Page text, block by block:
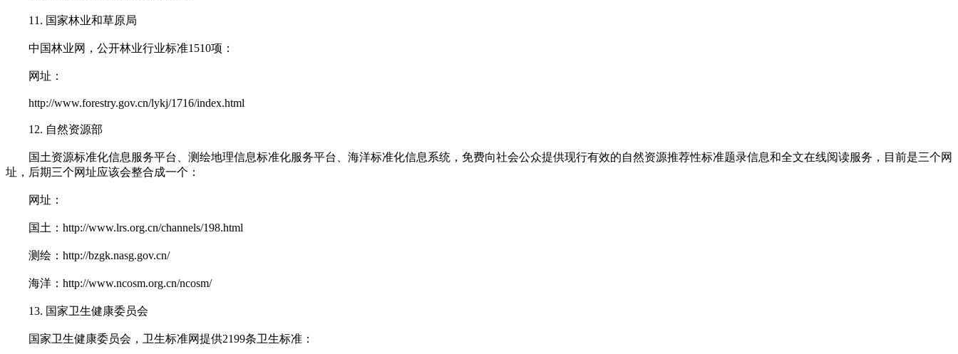
11. 国家林业和草原局
中国林业网，公开林业行业标准1510项：
网址：
http://www.forestry.gov.cn/lykj/1716/index.html
12. 自然资源部
国土资源标准化信息服务平台、测绘地理信息标准化服务平台、海洋标准化信息系统，免费向社会公众提供现行有效的自然资源推荐性标准题录信息和全文在线阅读服务，目前是三个网
址，后期三个网址应该会整合成一个：
网址：
国土：http://www.lrs.org.cn/channels/198.html
测绘：http://bzgk.nasg.gov.cn/
海洋：http://www.ncosm.org.cn/ncosm/
13. 国家卫生健康委员会
国家卫生健康委员会，卫生标准网提供2199条卫生标准：